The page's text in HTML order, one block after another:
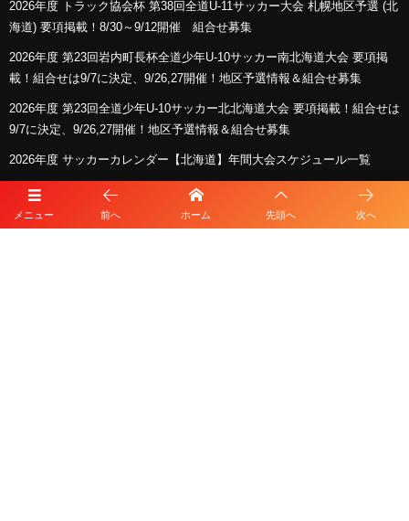
メニュー 前へ ホーム 先頭へ 次へ
2026年度 トラック協会杯 第38回全道U-11サッカー大会 札幌地区予選 (北
海道) 要項掲載！8/30～9/12開催 組合せ募集
2026年度 第23回岩内町長杯全道少年U-10サッカー南北海道大会 要項掲
載！組合せは9/7に決定、9/26,27開催！地区予選情報＆組合せ募集
2026年度 第23回全道少年U-10サッカー北北海道大会 要項掲載！組合せは
9/7に決定、9/26,27開催！地区予選情報＆組合せ募集
2026年度 サッカーカレンダー【北海道】年間大会スケジュール一覧
スポンサー